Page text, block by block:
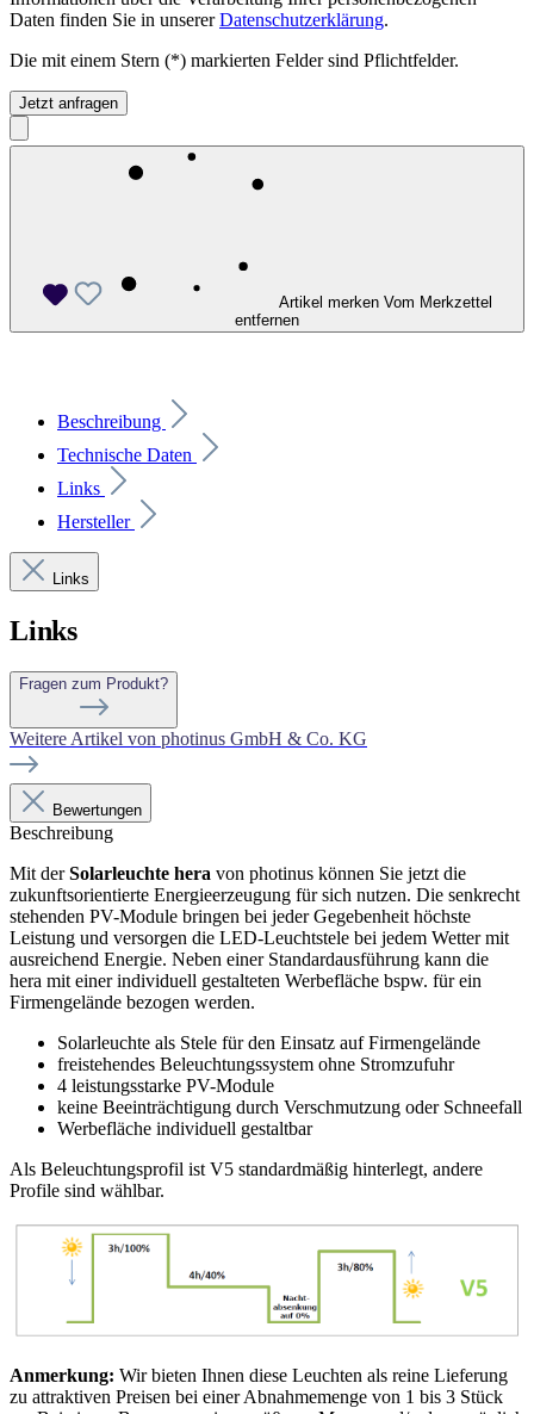
Daten finden Sie in unsererDatenschutzerklärung.
Die mit einem Stern (*) markierten Felder sind Pflichtfelder.
Jetzt anfragen
Artikel merken Vom Merkzettel
entfernen
Beschreibung
Technische Daten
Links
Hersteller
Links
Links
Fragen zum Produkt?
Weitere Artikel von photinus GmbH & Co. KG
Bewertungen
Beschreibung
Mit derSolarleuchte hera von photinus können Sie jetzt die
zukunftsorientierte Energieerzeugung für sich nutzen. Die senkrecht
stehenden PV-Module bringen bei jeder Gegebenheit höchste
Leistung und versorgen die LED-Leuchtstele bei jedem Wetter mit
ausreichend Energie. Neben einer Standardausführung kann die
hera mit einer individuell gestalteten Werbefläche bspw. für ein
Firmengelände bezogen werden.
Solarleuchte als Stele für den Einsatz auf Firmengelände
freistehendes Beleuchtungssystem ohne Stromzufuhr
4 leistungsstarke PV-Module
keine Beeinträchtigung durch Verschmutzung oder Schneefall
Werbefläche individuell gestaltbar
Als Beleuchtungsprofil ist V5 standardmäßig hinterlegt, andere
Profile sind wählbar.
Anmerkung: Wir bieten Ihnen diese Leuchten als reine Lieferung
zu attraktiven Preisen bei einer Abnahmemenge von 1 bis 3 Stück